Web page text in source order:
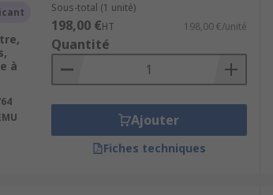
à
Sous-total (1 unité)
198,00 €HT 198,00 €/unité
Quantité
Ajouter
Fiches techniques